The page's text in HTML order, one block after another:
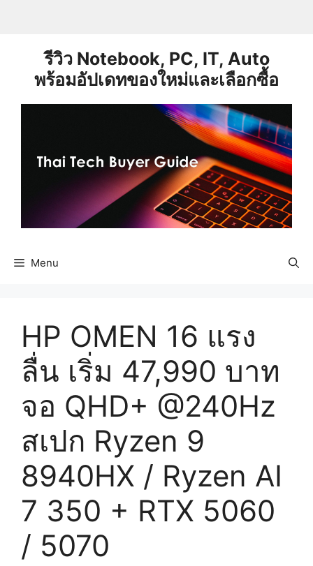
รีวิว Notebook, PC, IT, Auto
พร้อมอัปเดทของใหม่และเลือกซื้อ
Menu
HP OMEN 16 แรง
ลื่น เริ่ม 47,990 บาท
จอ QHD+ @240Hz
สเปก Ryzen 9
8940HX / Ryzen AI
7 350 + RTX 5060
/ 5070